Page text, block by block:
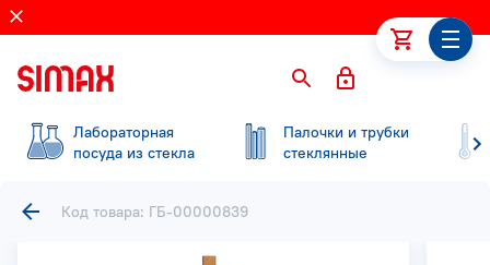
Лабораторная
посуда из стекла
Палочки и трубки
стеклянные
Код товара: ГБ-00000839